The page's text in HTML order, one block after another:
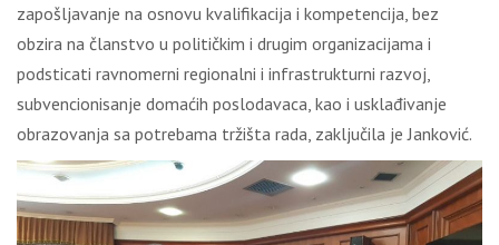
zapošljavanje na osnovu kvalifikacija i kompetencija, bez
obzira na članstvo u političkim i drugim organizacijama i
podsticati ravnomerni regionalni i infrastrukturni razvoj,
subvencionisanje domaćih poslodavaca, kao i usklađivanje
obrazovanja sa potrebama tržišta rada, zaključila je Janković.